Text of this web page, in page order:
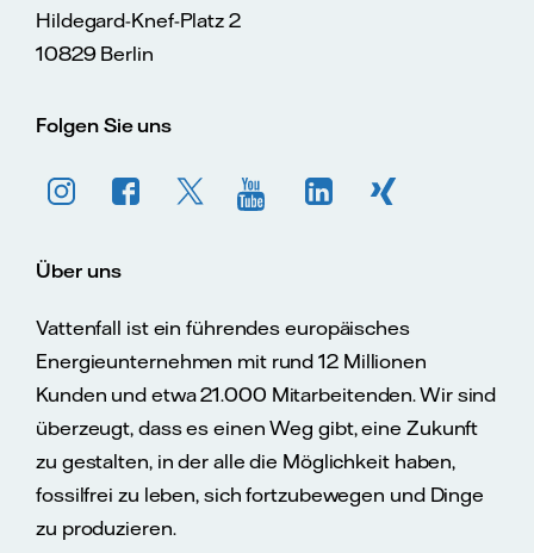
Hildegard-Knef-Platz 2
10829 Berlin
Folgen Sie uns
Über uns
Vattenfall ist ein führendes europäisches
Energieunternehmen mit rund 12 Millionen
Kunden und etwa 21.000 Mitarbeitenden. Wir sind
überzeugt, dass es einen Weg gibt, eine Zukunft
zu gestalten, in der alle die Möglichkeit haben,
fossilfrei zu leben, sich fortzubewegen und Dinge
zu produzieren.